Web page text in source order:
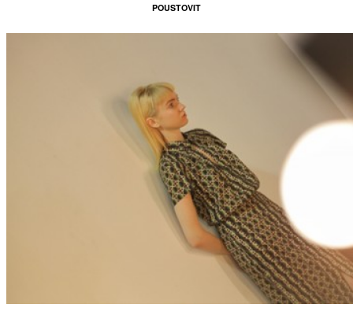
POUSTOVIT